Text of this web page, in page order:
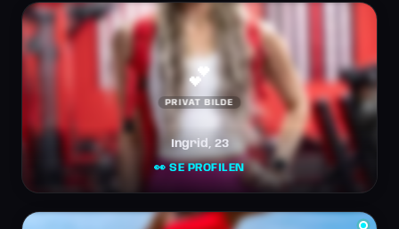
💕
PRIVAT BILDE
Ingrid, 23
👀 SE PROFILEN